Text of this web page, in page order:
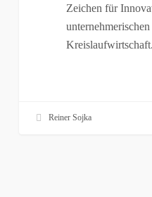
Zeichen für
Kreislaufwirtschaft.
Reiner Sojka